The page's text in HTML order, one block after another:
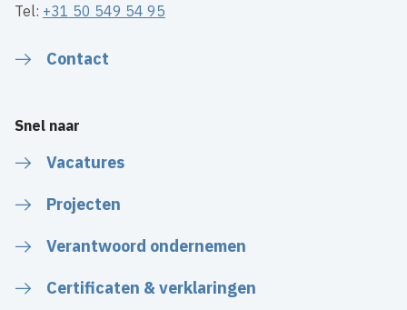
Tel: +31 50 549 54 95
Contact
Snel naar
Vacatures
Projecten
Verantwoord ondernemen
Certificaten & verklaringen